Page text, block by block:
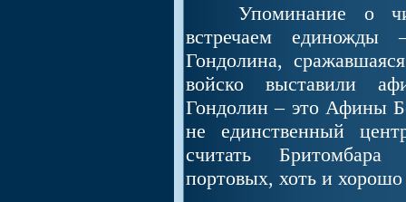
Упоминание о
встречаем единожды
Гондолина,
войско выставили
Гондолин – это Афины
не единственный
считать
портовых, хоть и